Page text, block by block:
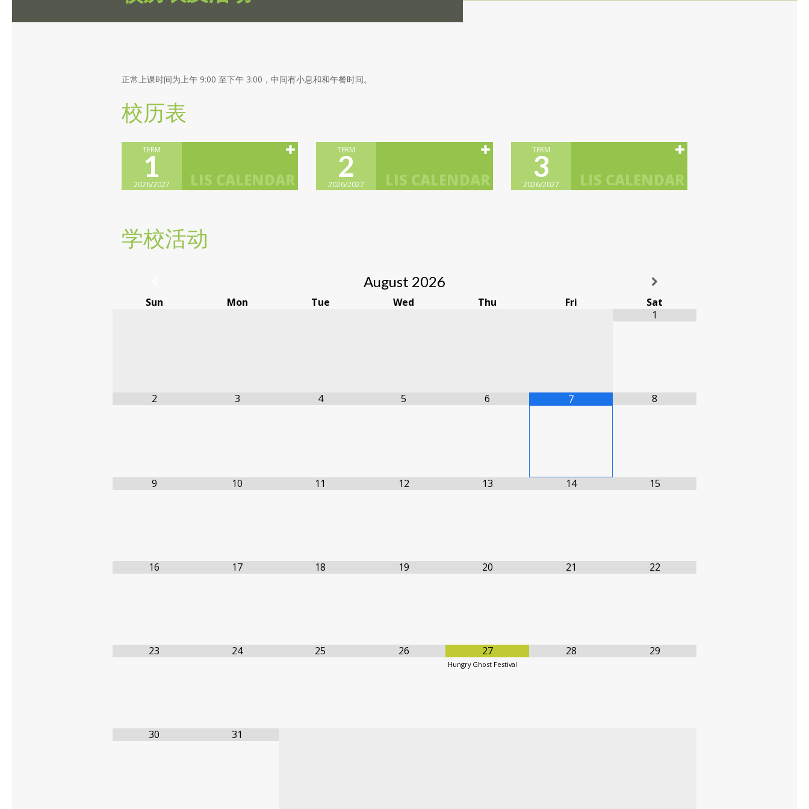
正常上课时间为上午 9:00 至下午 3:00，中间有小息和和午餐时间。
校历表
TERM
1
2026/2027
TERM
2
2026/2027
TERM
3
2026/2027
学校活动
August 2026
Sun Mon Tue Wed Thu Fri
Sat
1
2 3 4 5 6 7 8
9 10 11 12 13 14 15
16 17 18 19 20 21 22
23 24 25 26 27
Hungry Ghost Festival
28 29
30 31